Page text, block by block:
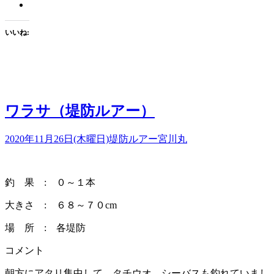
いいね:
ワラサ（堤防ルアー）
2020年11月26日(木曜日)堤防ルアー宮川丸
釣 果 : ０～１本
大きさ : ６８～７０cm
場 所 : 各堤防
コメント